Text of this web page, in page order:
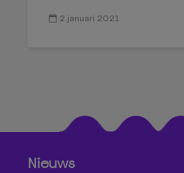
2 januari 2021
Nieuws